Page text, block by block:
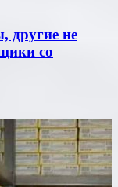
другие не
со